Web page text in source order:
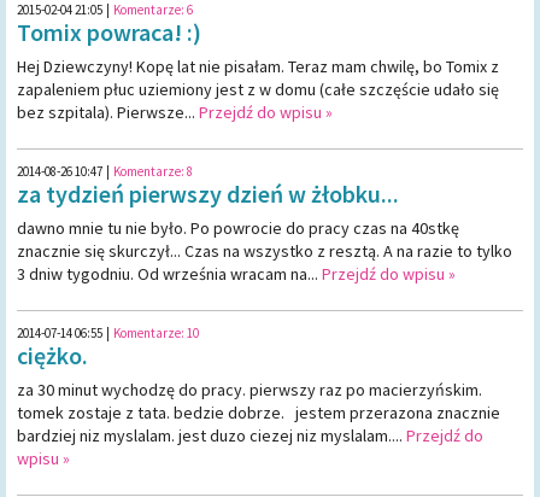
2015-02-04 21:05 Komentarze: 6
Tomix powraca! :)
Hej Dziewczyny! Kopę lat nie pisałam. Teraz mam chwilę, bo Tomix z
zapaleniem płuc uziemiony jest z w domu (całe szczęście udało się
bez szpitala). Pierwsze... Przejdź do wpisu »
2014-08-26 10:47 Komentarze: 8
za tydzień pierwszy dzień w żłobku...
dawno mnie tu nie było. Po powrocie do pracy czas na 40stkę
znacznie się skurczył... Czas na wszystko z resztą. A na razie to tylko
3 dniw tygodniu. Od września wracam na... Przejdź do wpisu »
2014-07-14 06:55 Komentarze: 10
ciężko.
za 30 minut wychodzę do pracy. pierwszy raz po macierzyńskim.
tomek zostaje z tata. bedzie dobrze. jestem przerazona znacznie
bardziej niz myslalam. jest duzo ciezej niz myslalam.... Przejdź do
wpisu »